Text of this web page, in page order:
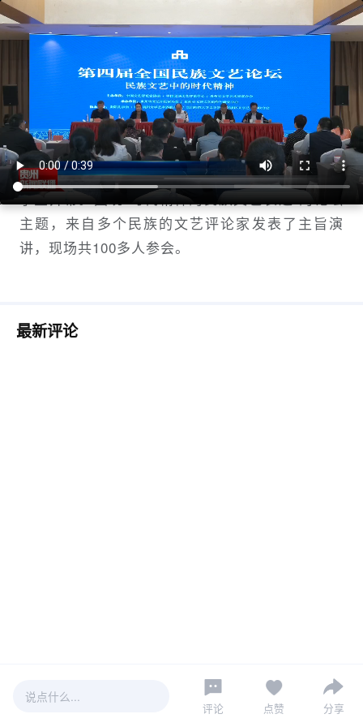
贵州新闻联播丨第四届全国民族文艺论
坛在贵阳开幕
贵州新闻联播
1684929480
今天上午，第四届全国民族文艺论坛在贵阳孔
学堂开幕。围绕“时代精神的民族文艺表达”的论坛
主题，来自多个民族的文艺评论家发表了主旨演
讲，现场共100多人参会。
最新评论
说点什么...
评论 点赞 分享